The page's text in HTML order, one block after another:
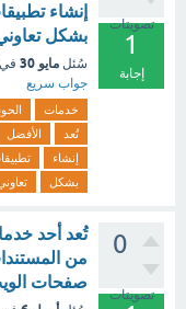
تصويتات
1
إجابة
إنشاء
بشكل
سُئل مايو 30
جواب سريع
خدمات
تُعد
الأفضل
إنشاء
بشكل
0
تصويتات
تُعد أحد
من
صفحات